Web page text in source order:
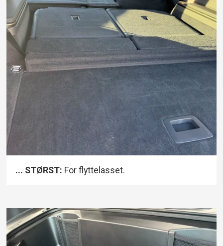
... STØRST: For flyttelasset.